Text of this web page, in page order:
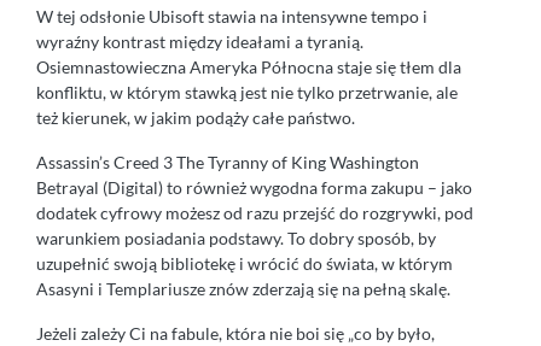
W tej odsłonie Ubisoft stawia na intensywne tempo i
wyraźny kontrast między ideałami a tyranią.
Osiemnastowieczna Ameryka Północna staje się tłem dla
konfliktu, w którym stawką jest nie tylko przetrwanie, ale
też kierunek, w jakim podąży całe państwo.
Assassin’s Creed 3 The Tyranny of King Washington
Betrayal (Digital) to również wygodna forma zakupu – jako
dodatek cyfrowy możesz od razu przejść do rozgrywki, pod
warunkiem posiadania podstawy. To dobry sposób, by
uzupełnić swoją bibliotekę i wrócić do świata, w którym
Asasyni i Templariusze znów zderzają się na pełną skalę.
Jeżeli zależy Ci na fabule, która nie boi się „co by było,